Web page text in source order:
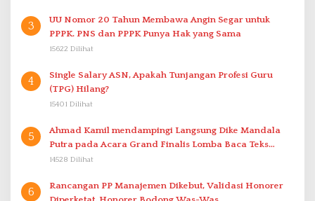
3
UU Nomor 20 Tahun Membawa Angin Segar untuk
PPPK. PNS dan PPPK Punya Hak yang Sama
15622 Dilihat
4
Single Salary ASN, Apakah Tunjangan Profesi Guru
(TPG) Hilang?
15401 Dilihat
5
Ahmad Kamil mendampingi Langsung Dike Mandala
Putra pada Acara Grand Finalis Lomba Baca Teks
Proklamasi Mirip Bung Karno di Bali
14528 Dilihat
6
Rancangan PP Manajemen Dikebut, Validasi Honorer